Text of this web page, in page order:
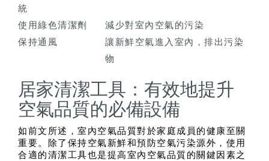
統
使用綠色清潔劑
減少對室內空氣的污染
保持通風
讓新鮮空氣進入室內，排出污染
物
居家清潔工具：有效地提升
空氣品質的必備設備
如前文所述，室內空氣品質對於家庭成員的健康至關
重要。除了保持空氣新鮮和預防空氣污染源外，使用
合適的清潔工具也是提高室內空氣品質的關鍵因素之